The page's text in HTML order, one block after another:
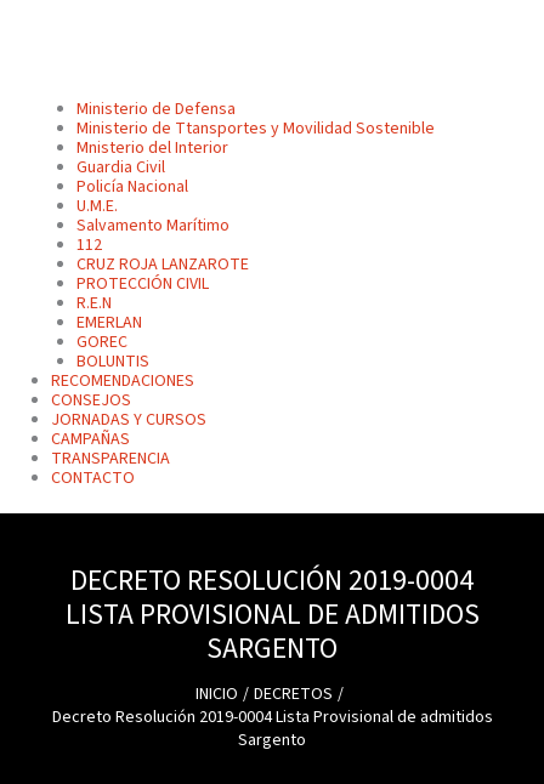
Ministerio de Defensa
Ministerio de Ttansportes y Movilidad Sostenible
Mnisterio del Interior
Guardia Civil
Policía Nacional
U.M.E.
Salvamento Marítimo
112
CRUZ ROJA LANZAROTE
PROTECCIÓN CIVIL
R.E.N
EMERLAN
GOREC
BOLUNTIS
RECOMENDACIONES
CONSEJOS
JORNADAS Y CURSOS
CAMPAÑAS
TRANSPARENCIA
CONTACTO
DECRETO RESOLUCIÓN 2019-0004
LISTA PROVISIONAL DE ADMITIDOS
SARGENTO
INICIO
DECRETOS
Decreto Resolución 2019-0004 Lista Provisional de admitidos
Sargento